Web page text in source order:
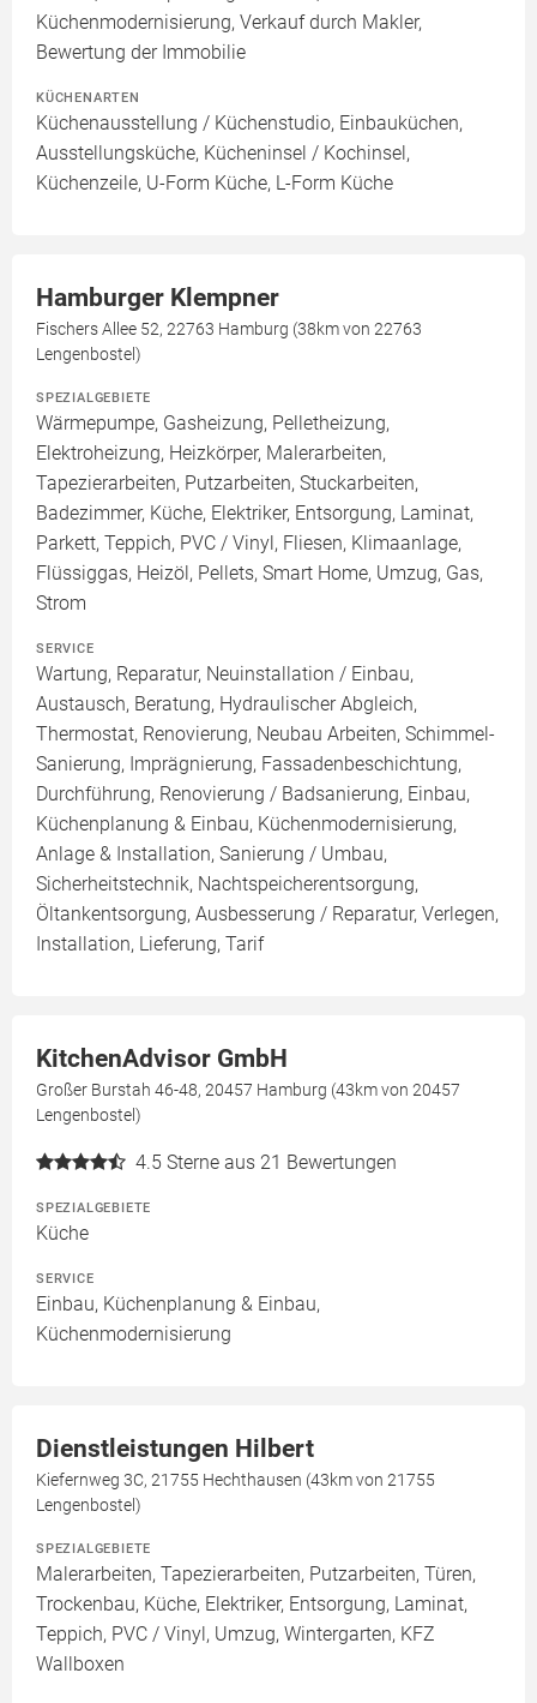
Küchenmodernisierung, Verkauf durch Makler,
Bewertung der Immobilie
KÜCHENARTEN
Küchenausstellung / Küchenstudio, Einbauküchen,
Ausstellungsküche, Kücheninsel / Kochinsel,
Küchenzeile, U-Form Küche, L-Form Küche
Hamburger Klempner
Fischers Allee 52, 22763 Hamburg (38km von 22763
Lengenbostel)
SPEZIALGEBIETE
Wärmepumpe, Gasheizung, Pelletheizung,
Elektroheizung, Heizkörper, Malerarbeiten,
Tapezierarbeiten, Putzarbeiten, Stuckarbeiten,
Badezimmer, Küche, Elektriker, Entsorgung, Laminat,
Parkett, Teppich, PVC / Vinyl, Fliesen, Klimaanlage,
Flüssiggas, Heizöl, Pellets, Smart Home, Umzug, Gas,
Strom
SERVICE
Wartung, Reparatur, Neuinstallation / Einbau,
Austausch, Beratung, Hydraulischer Abgleich,
Thermostat, Renovierung, Neubau Arbeiten, Schimmel-
Sanierung, Imprägnierung, Fassadenbeschichtung,
Durchführung, Renovierung / Badsanierung, Einbau,
Küchenplanung & Einbau, Küchenmodernisierung,
Anlage & Installation, Sanierung / Umbau,
Sicherheitstechnik, Nachtspeicherentsorgung,
Öltankentsorgung, Ausbesserung / Reparatur, Verlegen,
Installation, Lieferung, Tarif
KitchenAdvisor GmbH
Großer Burstah 46-48, 20457 Hamburg (43km von 20457
Lengenbostel)
4.5 Sterne aus 21 Bewertungen
SPEZIALGEBIETE
Küche
SERVICE
Einbau, Küchenplanung & Einbau,
Küchenmodernisierung
Dienstleistungen Hilbert
Kiefernweg 3C, 21755 Hechthausen (43km von 21755
Lengenbostel)
SPEZIALGEBIETE
Malerarbeiten, Tapezierarbeiten, Putzarbeiten, Türen,
Trockenbau, Küche, Elektriker, Entsorgung, Laminat,
Teppich, PVC / Vinyl, Umzug, Wintergarten, KFZ
Wallboxen